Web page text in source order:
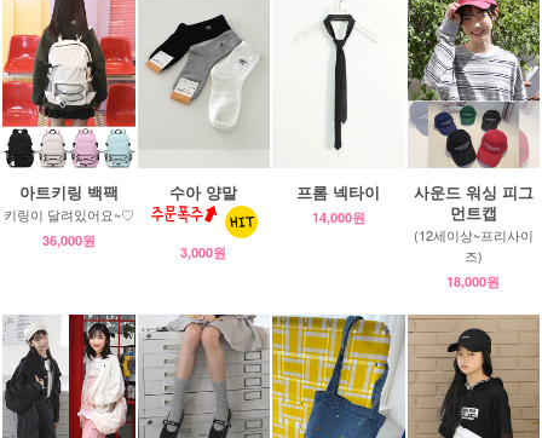
아트키링 백팩
키링이 달려있어요~♡
36,000원
수아 양말
3,000원
프롬 넥타이
14,000원
사운드 워싱 피그
먼트캡
(12세이상~프리사이
즈)
18,000원